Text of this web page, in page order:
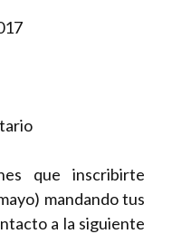
que inscribirte
mandando tus
a la siguiente